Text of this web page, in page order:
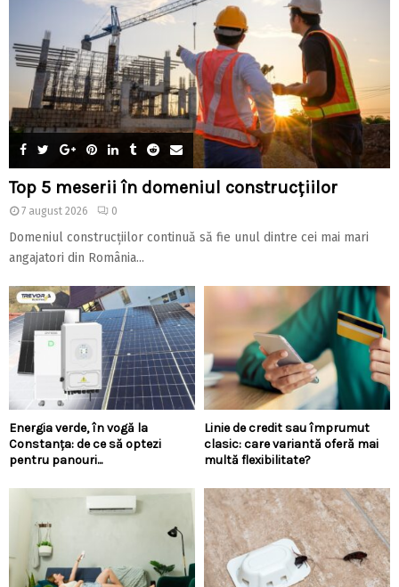
Top 5 meserii în domeniul construcțiilor
7 august 2026 0
Domeniul construcțiilor continuă să fie unul dintre cei mai mari
angajatori din România...
Energia verde, în vogă la
Constanța: de ce să optezi
pentru panouri...
Linie de credit sau împrumut
clasic: care variantă oferă mai
multă flexibilitate?